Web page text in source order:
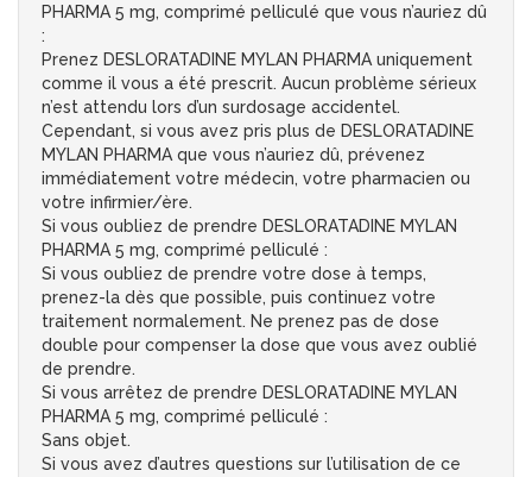
PHARMA 5 mg, comprimé pelliculé que vous n’auriez dû
:
Prenez DESLORATADINE MYLAN PHARMA uniquement
comme il vous a été prescrit. Aucun problème sérieux
n’est attendu lors d’un surdosage accidentel.
Cependant, si vous avez pris plus de DESLORATADINE
MYLAN PHARMA que vous n’auriez dû, prévenez
immédiatement votre médecin, votre pharmacien ou
votre infirmier/ère.
Si vous oubliez de prendre DESLORATADINE MYLAN
PHARMA 5 mg, comprimé pelliculé :
Si vous oubliez de prendre votre dose à temps,
prenez-la dès que possible, puis continuez votre
traitement normalement. Ne prenez pas de dose
double pour compenser la dose que vous avez oublié
de prendre.
Si vous arrêtez de prendre DESLORATADINE MYLAN
PHARMA 5 mg, comprimé pelliculé :
Sans objet.
Si vous avez d’autres questions sur l’utilisation de ce